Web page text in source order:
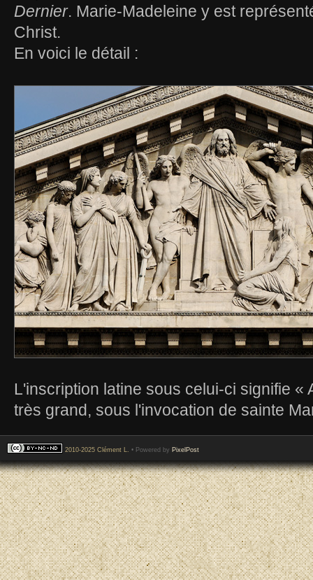
Dernier. Marie-Madeleine y est
Christ.
En voici le détail :
L'inscription latine sous celui-ci signifie «
très grand, sous l'invocation de sainte
2010-2025 Clément L. • Powered by PixelPost